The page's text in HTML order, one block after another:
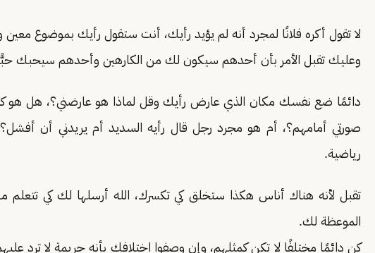
لا تقول أكره فلانًا لمجرد أنه لم يؤيد رأيك، أنت ستقول رأيك بموضوع
وعليك تقبل الأمر بأن أحدهم سيكون لك من الكارهين وأحدهم سيحبك
دائمًا ضع نفسك مكان الذي عارض رأيك وقل لماذا هو عارضني؟، هل هو
صورتي أمامهم؟، أم هو مجرد رجل قال رأيه السديد أم يريدني أن
رياضية.
تقبل لأنه هناك أناس هكذا ستخلق كي تكسرك، الله أرسلها لك كي تتعلم
الموعظة لك.
كن دائمًا مختلفًا لا تكن كمثلهم، وإن وصفوا اختلافك بأنه جريمة لا ترد